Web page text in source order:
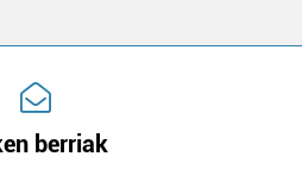
berriak